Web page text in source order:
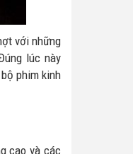
với những
lúc này
phim kinh
cao và các